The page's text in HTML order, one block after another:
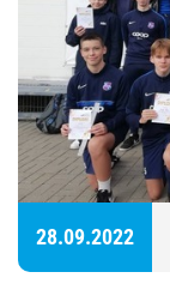
28.09.2022